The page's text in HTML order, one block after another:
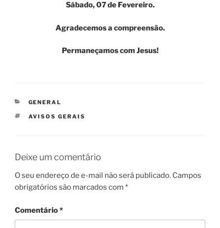
Sábado, 07 de Fevereiro.
Agradecemos a compreensão.
Permaneçamos com Jesus!
CATEGORIAS
GENERAL
TAGS
AVISOS GERAIS
Deixe um comentário
O seu endereço de e-mail não será publicado. Campos
obrigatórios são marcados com *
Comentário*